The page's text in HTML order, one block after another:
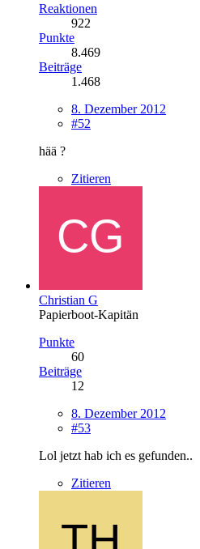
Reaktionen
922
Punkte
8.469
Beiträge
1.468
8. Dezember 2012
#52
hää ?
Zitieren
Christian G
Papierboot-Kapitän
Punkte
60
Beiträge
12
8. Dezember 2012
#53
Lol jetzt hab ich es gefunden..
Zitieren